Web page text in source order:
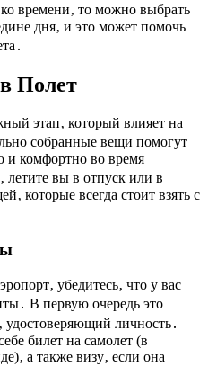
времени‚ то можно выбрать
дня‚ и это может помочь
Полет
этап‚ который влияет на
собранные вещи помогут
и комфортно во время
летите вы в отпуск или в
которые всегда стоит взять с
убедитесь‚ что у вас
В первую очередь это
удостоверяющий личность․
билет на самолет (в
а также визу‚ если она